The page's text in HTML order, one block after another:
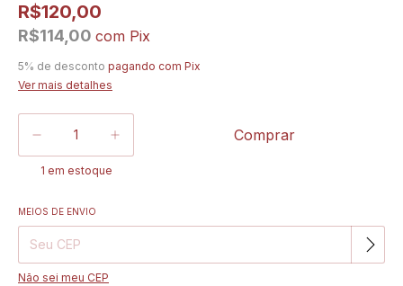
R$120,00
R$114,00 com Pix
5% de desconto pagando com Pix
Ver mais detalhes
1 em estoque
Entregas para o CEP:
MEIOS DE ENVIO
Não sei meu CEP